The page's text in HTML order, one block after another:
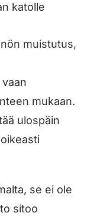
katolle
muistutus,
mukaan.
ulospäin
se ei ole
sitoo